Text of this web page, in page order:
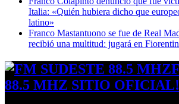
Italia: «Quién hubiera dicho que
latino»
Franco Mastantuono se fue de Real
recibió una multitud: jugará en
88.5 MHZ SITIO OFICIAL!